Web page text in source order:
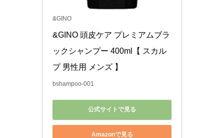
&GINO
&GINO 頭皮ケア プレミアムブラ
ックシャンプー 400ml【 スカル
プ 男性用 メンズ 】
bshampoo-001
公式サイトで見る
Amazonで見る